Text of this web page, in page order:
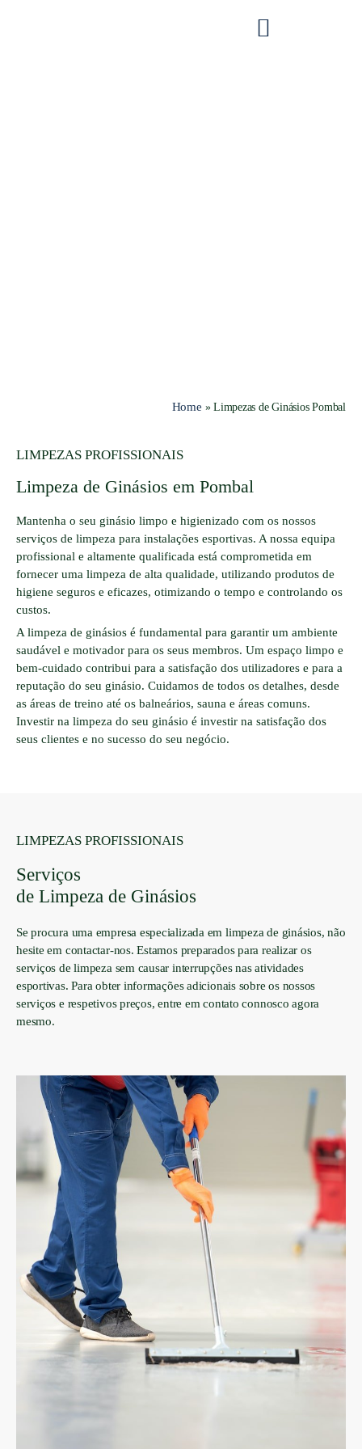
Home »Limpezas de Ginásios Pombal
LIMPEZAS PROFISSIONAIS
Limpeza de Ginásios em Pombal
Mantenha o seu ginásio limpo e higienizado com os nossos
serviços de limpeza para instalações esportivas. A nossa equipa
profissional e altamente qualificada está comprometida em
fornecer uma limpeza de alta qualidade, utilizando produtos de
higiene seguros e eficazes, otimizando o tempo e controlando os
custos.
A limpeza de ginásios é fundamental para garantir um ambiente
saudável e motivador para os seus membros. Um espaço limpo e
bem-cuidado contribui para a satisfação dos utilizadores e para a
reputação do seu ginásio. Cuidamos de todos os detalhes, desde
as áreas de treino até os balneários, sauna e áreas comuns.
Investir na limpeza do seu ginásio é investir na satisfação dos
seus clientes e no sucesso do seu negócio.
LIMPEZAS PROFISSIONAIS
Serviços
de Limpeza de Ginásios
Se procura uma empresa especializada em limpeza de ginásios, não
hesite em contactar-nos. Estamos preparados para realizar os
serviços de limpeza sem causar interrupções nas atividades
esportivas. Para obter informações adicionais sobre os nossos
serviços e respetivos preços, entre em contato connosco agora
mesmo.